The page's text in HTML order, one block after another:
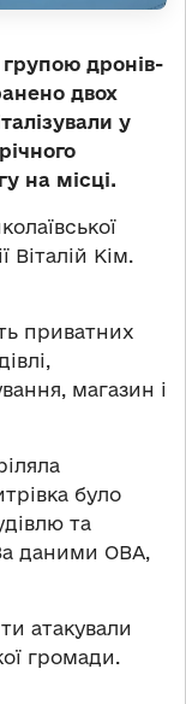
дронів-
двох
у
на місці.
Віталій Кім.
приватних
магазин і
було
та
даними ОВА,
атакували
громади.